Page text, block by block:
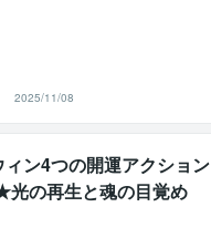
2025/11/08
ン4つの開運アクション
光の再生と魂の目覚め